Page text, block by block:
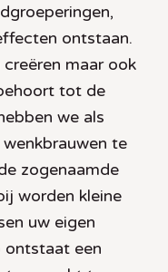
ontstaan.
maar ook
tot de
we als
wenkbrauwen te
zogenaamde
worden kleine
uw eigen
ontstaat een